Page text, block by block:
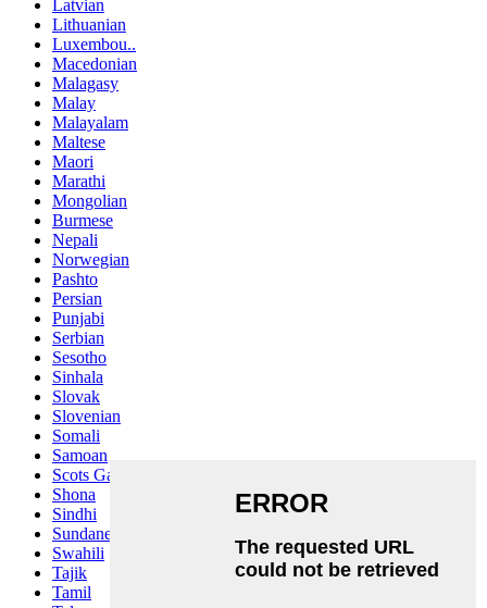
Latvian
Lithuanian
Luxembou..
Macedonian
Malagasy
Malay
Malayalam
Maltese
Maori
Marathi
Mongolian
Burmese
Nepali
Norwegian
Pashto
Persian
Punjabi
Serbian
Sesotho
Sinhala
Slovak
Slovenian
Somali
Samoan
Scots Gaelic
Shona
Sindhi
Sundanese
Swahili
Tajik
Tamil